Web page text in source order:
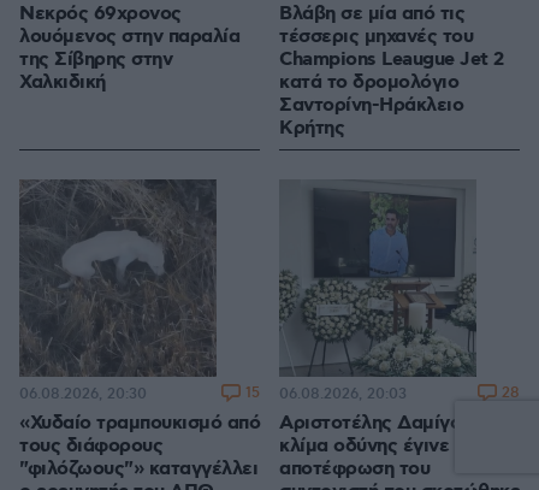
Νεκρός 69χρονος
λουόμενος στην παραλία
της Σίβηρης στην
Χαλκιδική
Βλάβη σε μία από τις
τέσσερις μηχανές του
Champions Leaugue Jet 2
κατά το δρομολόγιο
Σαντορίνη-Ηράκλειο
Κρήτης
«Χυδαίο τραμπουκισμό από
τους διάφορους
"φιλόζωους"» καταγγέλλει
06.08.2026, 20:30 15
Αριστοτέλης Δαμίγος: Σε
κλίμα οδύνης έγινε η
αποτέφρωση του
06.08.2026, 20:03 28